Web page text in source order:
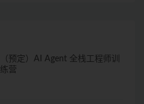
（预定）AI Agent 全栈工程师训
练营